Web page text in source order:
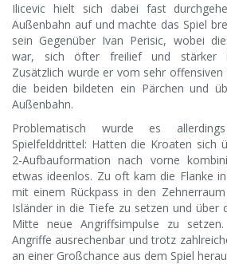
Ilicevic hielt sich dabei fast
Außenbahn auf und machte das Spiel
sein Gegenüber Ivan Perisic, wobei
war, sich öfter freilief und stärker
Zusätzlich wurde er vom sehr
die beiden bildeten ein Pärchen und
Außenbahn.
Problematisch wurde es
Spielfelddrittel: Hatten die Kroaten sich
2-Aufbauformation nach vorne
etwas ideenlos. Zu oft kam die Flanke
mit einem Rückpass in den
Isländer in die Tiefe zu setzen und über
Mitte neue Angriffsimpulse zu
Angriffe ausrechenbar und trotz
an einer Großchance aus dem Spiel